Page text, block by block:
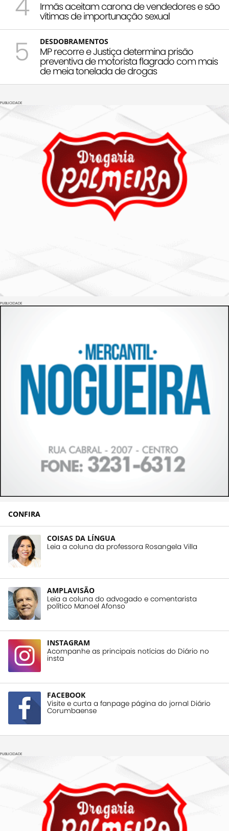
Irmãs aceitam carona de vendedores e são
vítimas de importunação sexual
5 DESDOBRAMENTOS
MP recorre e Justiça determina prisão
preventiva de motorista flagrado com mais
de meia tonelada de drogas
PUBLICIDADE
PUBLICIDADE
CONFIRA
COISAS DA LÍNGUA
Leia a coluna da professora Rosangela Villa
AMPLAVISÃO
Leia a coluna do advogado e comentarista
político Manoel Afonso
INSTAGRAM
Acompanhe as principais notícias do Diário no
insta
FACEBOOK
Visite e curta a fanpage página do jornal Diário
Corumbaense
PUBLICIDADE